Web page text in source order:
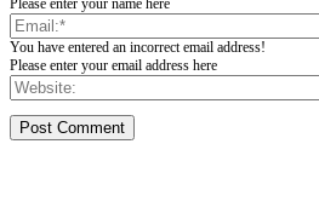
Please enter your name here
You have entered an incorrect email address!
Please enter your email address here